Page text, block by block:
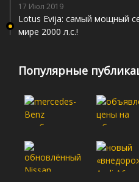
17 Июл 2019
Lotus Evija: самый мощный
мире 2000 л.с.!
Популярные